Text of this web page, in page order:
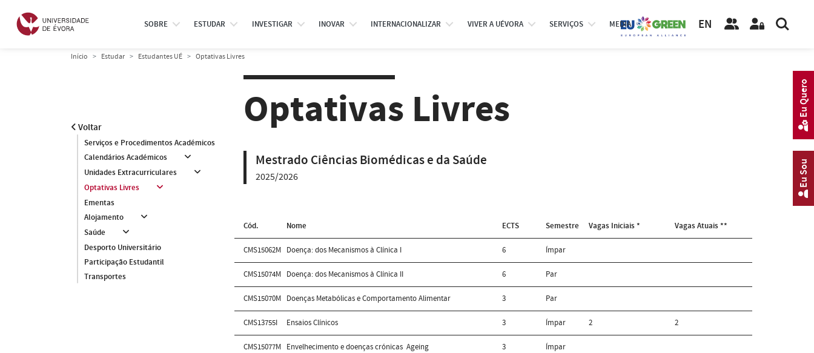
SOBRE ESTUDAR INVESTIGAR INOVAR INTERNACIONALIZAR VIVER A UÉVORA SERVIÇOS MEDIA EN
Início Estudar Estudantes UÉ Optativas Livres
Voltar
Serviços e Procedimentos Académicos
Calendários Académicos
Unidades Extracurriculares
Optativas Livres
Ementas
Alojamento
Saúde
Desporto Universitário
Participação Estudantil
Transportes
Optativas Livres
Mestrado Ciências Biomédicas e da Saúde
2025/2026
Cód. Nome ECTS Semestre Vagas Iniciais * Vagas Atuais **
CMS15062M Doença: dos Mecanismos à Clínica I 6 Ímpar
CMS15074M Doença: dos Mecanismos à Clínica II 6 Par
CMS15070M Doenças Metabólicas e Comportamento Alimentar 3 Par
CMS13755I Ensaios Clínicos 3 Ímpar 2 2
CMS15077M Envelhecimento e doenças crónicas  Ageing 3 Ímpar
Eu Sou
Eu Quero